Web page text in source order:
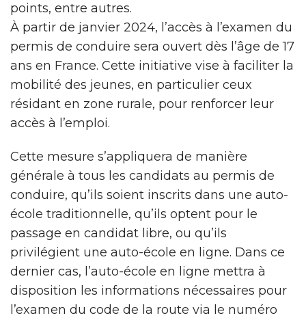
points, entre autres.
À partir de janvier 2024, l’accès à l’examen du
permis de conduire sera ouvert dès l’âge de 17
ans en France. Cette initiative vise à faciliter la
mobilité des jeunes, en particulier ceux
résidant en zone rurale, pour renforcer leur
accès à l’emploi.
Cette mesure s’appliquera de manière
générale à tous les candidats au permis de
conduire, qu’ils soient inscrits dans une auto-
école traditionnelle, qu’ils optent pour le
passage en candidat libre, ou qu’ils
privilégient une auto-école en ligne. Dans ce
dernier cas, l’auto-école en ligne mettra à
disposition les informations nécessaires pour
l’examen du code de la route via le numéro